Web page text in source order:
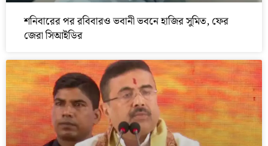
শনিবারের পর রবিবারও ভবানী ভবনে হাজির সুমিত, ফের
জেরা সিআইডির